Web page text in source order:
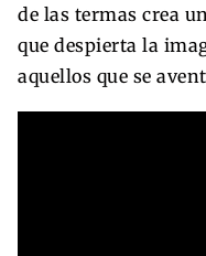
de las termas crea
que despierta la
aquellos que se